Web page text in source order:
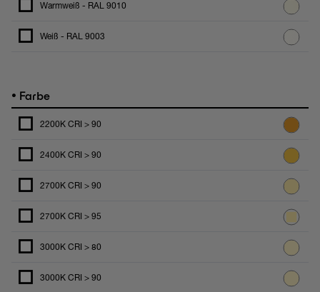
Warmweiß - RAL 9010
Weiß - RAL 9003
• Farbe
2200K CRI > 90
2400K CRI > 90
2700K CRI > 90
2700K CRI > 95
3000K CRI > 80
3000K CRI > 90